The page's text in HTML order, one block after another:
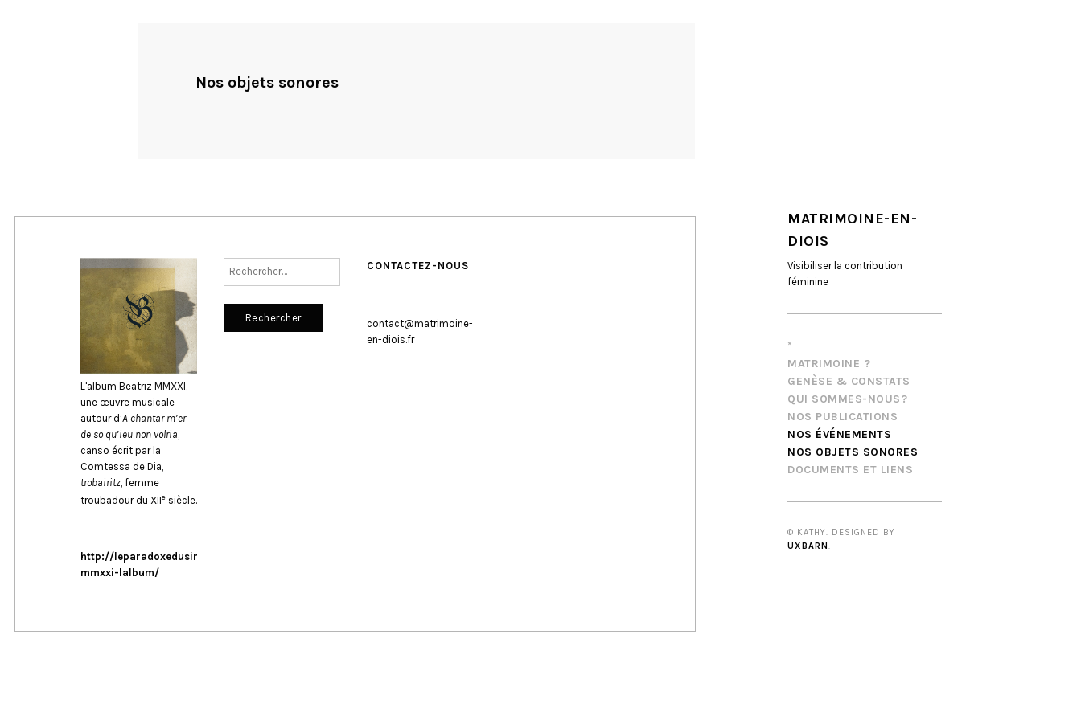
MATRIMOINE-EN-
DIOIS
Visibiliser la contribution
féminine
*
MATRIMOINE ?
GENÈSE & CONSTATS
QUI SOMMES-NOUS?
NOS PUBLICATIONS
NOS ÉVÉNEMENTS
NOS OBJETS SONORES
DOCUMENTS ET LIENS
© KATHY. DESIGNED BY
UXBARN .
Nos objets sonores
L'album Beatriz MMXXI,
une œuvre musicale
autour d’A chantar m’er
de so qu’ieu non volria,
canso écrit par la
Comtessa de Dia,
trobairitz, femme
troubadour du XII esiècle.
http://leparadoxedusingesavant.fr/beatriz-
mmxxi-lalbum/
Rechercher : CONTACTEZ-NOUS
contact@matrimoine-
en-diois.fr